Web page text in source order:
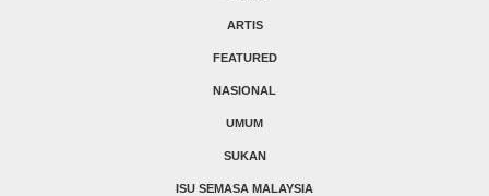
ARTIS
FEATURED
NASIONAL
UMUM
SUKAN
ISU SEMASA MALAYSIA